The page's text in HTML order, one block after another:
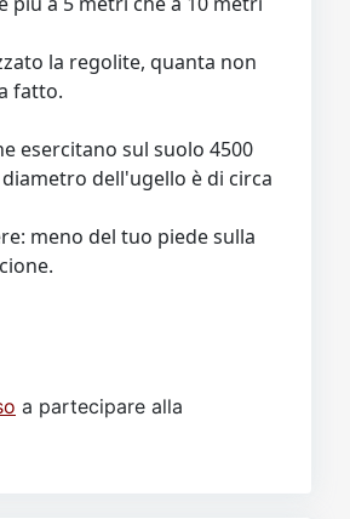
la regolite, quanta non
fatto.
esercitano sul suolo 4500
dell'ugello è di circa
meno del tuo piede sulla
a partecipare alla